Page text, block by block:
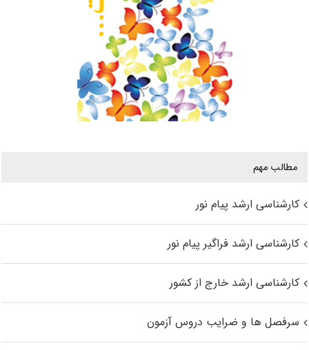
مطالب مهم
کارشناسی ارشد پیام نور
کارشناسی ارشد فراگیر پیام نور
کارشناسی ارشد خارج از کشور
سرفصل ها و ضرایب دروس آزمون